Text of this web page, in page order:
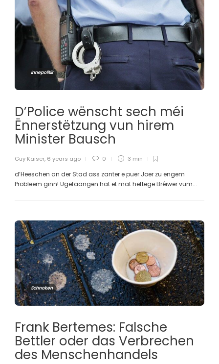
Innepolitik
D’Police wënscht sech méi
Ënnerstëtzung vun hirem
Minister Bausch
Guy Kaiser, 6 years ago 0 3 min
d’Heeschen an der Stad ass zanter e puer Joer zu engem
Probleem ginn! Ugefaangen hat et mat heftege Bréiwer vum...
Schnoken
Frank Bertemes: Falsche
Bettler oder das Verbrechen
des Menschenhandels